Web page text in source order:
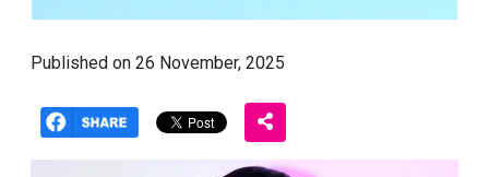
Published on 26 November, 2025